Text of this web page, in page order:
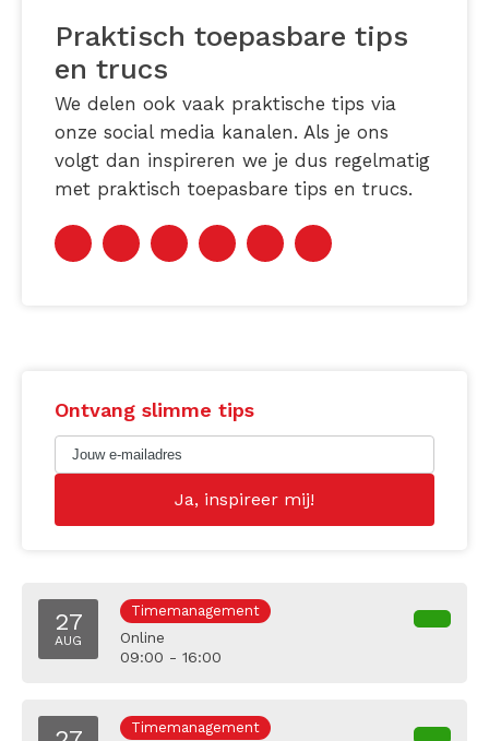
Praktisch toepasbare tips
en trucs
We delen ook vaak praktische tips via
onze social media kanalen. Als je ons
volgt dan inspireren we je dus regelmatig
met praktisch toepasbare tips en trucs.
Ontvang slimme tips
27
AUG
Timemanagement
Online
09:00 - 16:00
Timemanagement